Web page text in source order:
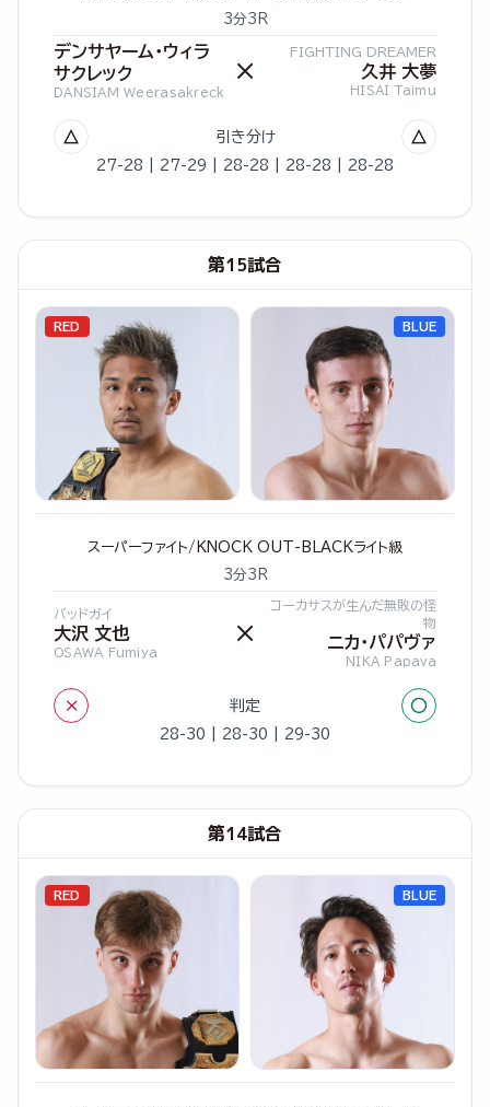
3分3R
デンサヤーム・ウィラ
サクレック
DANSIAM Weerasakreck
×
FIGHTING DREAMER
久井 大夢
HISAI Taimu
△ 引き分け △
27-28 | 27-29 | 28-28 | 28-28 | 28-28
第15試合
RED
スーパーファイト/KNOCK OUT-BLACKライト級
3分3R
バッドガイ
大沢 文也
OSAWA Fumiya
×
コーカサスが生んだ無敗の怪
物
ニカ・パパヴァ
NIKA Papava
× 判定 ○
28-30 | 28-30 | 29-30
BLUE
第14試合
RED BLUE